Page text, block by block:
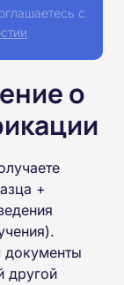
с
о
+
документы
другой